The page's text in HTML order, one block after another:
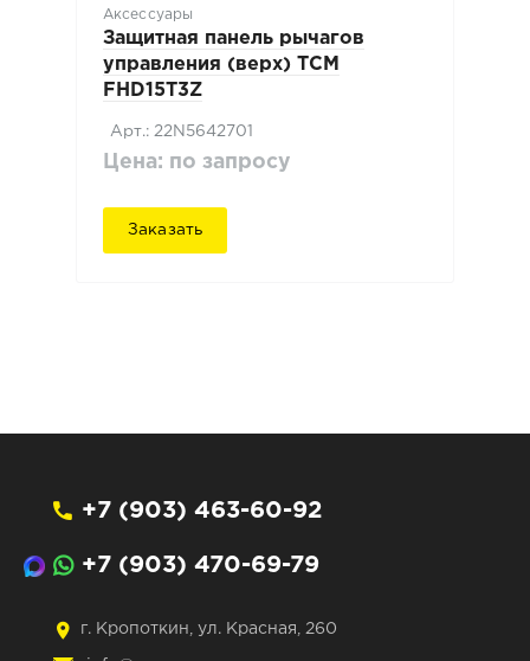
Аксессуары
Защитная панель рычагов
управления (верх) ТСМ
FHD15T3Z
Арт.: 22N5642701
Цена: по запросу
Заказать
+7 (903) 463-60-92
+7 (903) 470-69-79
г. Кропоткин, ул. Красная, 260